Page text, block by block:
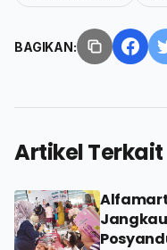
BAGIKAN:
Artikel Terkait
Alfamart